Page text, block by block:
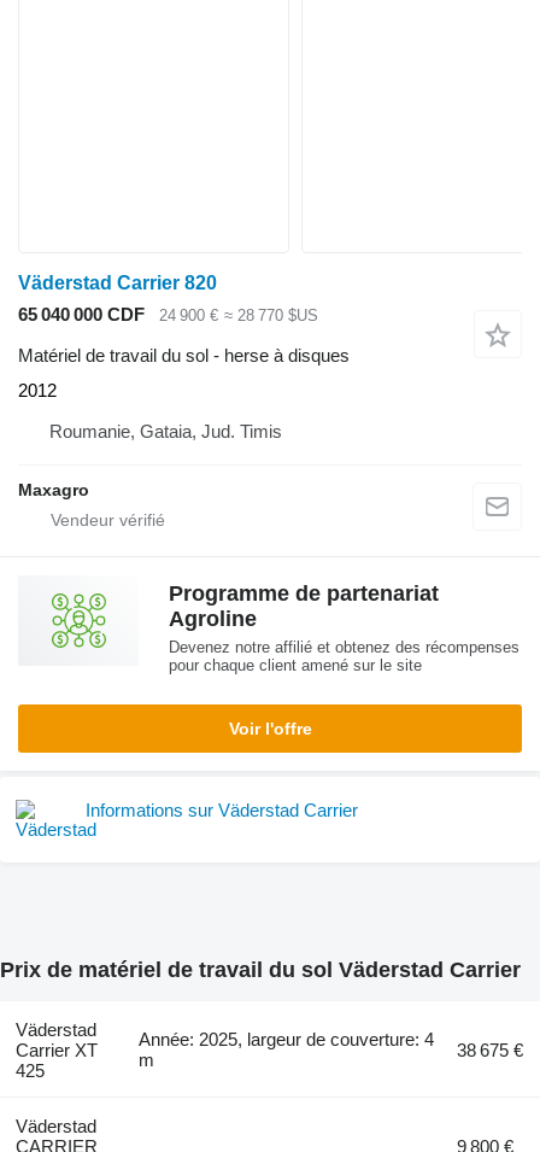
Väderstad Carrier 820
65 040 000 CDF
24 900 € ≈ 28 770 $US
Matériel de travail du sol - herse à disques
2012
Roumanie, Gataia, Jud. Timis
Maxagro
Programme de partenariat
Agroline
Devenez notre affilié et obtenez des récompenses
pour chaque client amené sur le site
Voir l'offre
Informations sur Väderstad Carrier
Prix de matériel de travail du sol Väderstad Carrier
Väderstad
Carrier XT
425
Année: 2025, largeur de couverture: 4
m
38 675 €
Väderstad
CARRIER
9 800 €